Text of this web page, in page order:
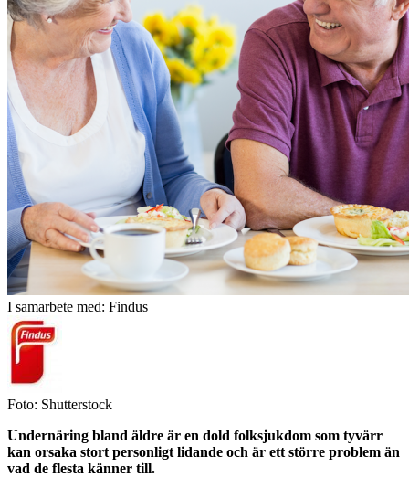
I samarbete med: Findus
Foto: Shutterstock
Undernäring bland äldre är en dold folksjukdom som tyvärr
kan orsaka stort personligt lidande och är ett större problem än
vad de flesta känner till.